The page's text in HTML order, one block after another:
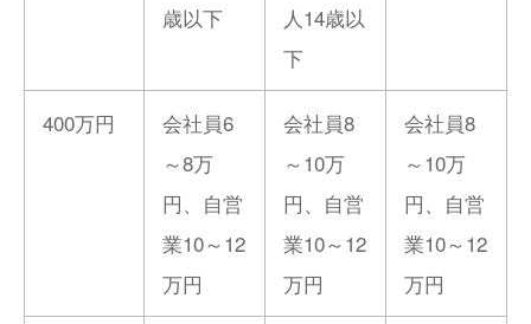
歳以下
人14歳以
下
400万円
会社員6
～8万
円、自営
業10～12
万円
会社員8
～10万
円、自営
業10～12
万円
会社員8
～10万
円、自営
業10～12
万円